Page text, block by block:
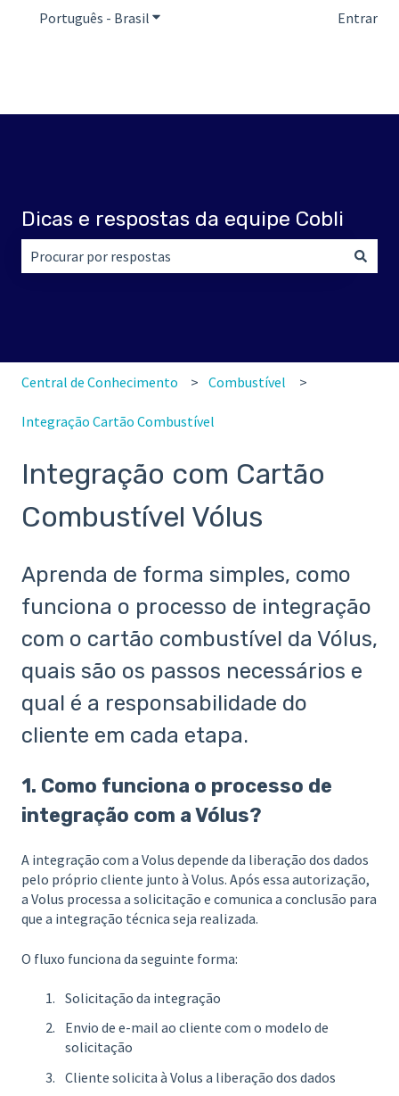
Português - Brasil Mostrar submenu para traduçõesEntrar
Dicas e respostas da equipe Cobli
Central de Conhecimento Combustível
Integração Cartão Combustível
Integração com Cartão
Combustível Vólus
Aprenda de forma simples, como
funciona o processo de integração
com o cartão combustível da Vólus,
quais são os passos necessários e
qual é a responsabilidade do
cliente em cada etapa.
1. Como funciona o processo de
integração com a Vólus?
A integração com a Volus depende da liberação dos dados
pelo próprio cliente junto à Volus. Após essa autorização,
a Volus processa a solicitação e comunica a conclusão para
que a integração técnica seja realizada.
O fluxo funciona da seguinte forma:
Solicitação da integração
Envio de e-mail ao cliente com o modelo de
solicitação
Cliente solicita à Volus a liberação dos dados